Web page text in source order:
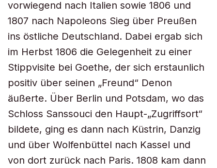
vorwiegend nach Italien sowie 1806 und
1807 nach Napoleons Sieg über Preußen
ins östliche Deutschland. Dabei ergab sich
im Herbst 1806 die Gelegenheit zu einer
Stippvisite bei Goethe, der sich erstaunlich
positiv über seinen „Freund“ Denon
äußerte. Über Berlin und Potsdam, wo das
Schloss Sanssouci den Haupt-„Zugriffsort“
bildete, ging es dann nach Küstrin, Danzig
und über Wolfenbüttel nach Kassel und
von dort zurück nach Paris. 1808 kam dann